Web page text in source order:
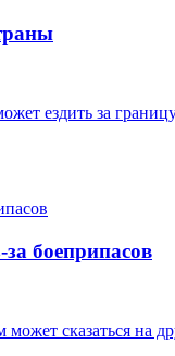
ездить за
боеприпасов
сказаться на